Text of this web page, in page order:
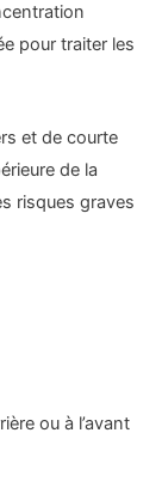
pour traiter les
et de courte
de la
risques graves
ou à l’avant